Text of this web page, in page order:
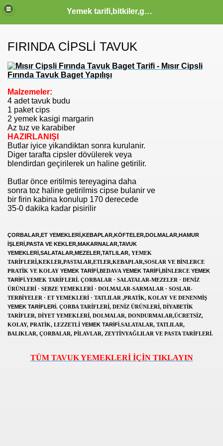
Yemek tarifi,bitkiler,güzellik sağlık,burçlar,sözler
FIRINDA CİPSLİ TAVUK
Malzemeler:
4 adet tavuk budu
1 paket cips
2 yemek kasigi margarin
Az tuz ve karabiber
HAZIRLANIŞI
Butlar iyice yikandiktan sonra kurulanir.
Diger tarafta cipsler dövülerek veya
blendirdan geçirilerek un haline getirilir.
Butlar önce eritilmis tereyagina daha
sonra toz haline getirilmis cipse bulanir ve
bir firin kabina konulup 170 derecede
35-0 dakika kadar pisirilir
ÇORBALAR,ET YEMEKLERİ,KEBAPLAR,KÖFTELER,DOLMALAR,HAMUR
İŞLERİ,PASTA VE KEKLER,MAKARNALAR,TAVUK
YEMEKLERİ,SALATALAR,MEZELER,TATLILAR, YEMEK
TARİFLERİ,KEKLER,PASTALAR,ETLER,KEBAPLAR,SOSLAR VE BİNLERCE
PRATİK VE KOLAY YEMEK TARİFİ,BEDAVA YEMEK TARİFİ,BİNLERCE YEMEK
TARİFİ.YEMEK TARİFLERİ. ÇORBALAR · SALATALAR-MEZELER · DENİZ
ÜRÜNLERİ · SEBZE YEMEKLERİ · DOLMALAR-SARMALAR · SOSLAR-
TERBİYELER · ET YEMEKLERİ · TATLILAR ,PRATİK, KOLAY VE DENENMİŞ
YEMEK TARİFLERİ. ÇORBA TARİFLERİ, DENİZ ÜRÜNLERİ, DİYABETİK
TARİFLER, DİYET YEMEKLERİ, DOLMALAR, DONDURMALAR,ÜCRETSİZ,
KOLAY, PRATİK, LEZZETLİ YEMEK TARİFİ.SALATALAR, TATLILAR,
BALIKLAR, ÇORBALAR, PİLAVLAR, ZEYTİNYAĞLILAR VE PASTA TARİFLERİ.
TÜM TAVUK YEMEKLERİ İÇİN TIKLAYIN
HTML KODLARI CSS KODLARI MENUSU
HZ MUHAMMED S.A.V HAYATI OLUM VE OTESI
YAZILAR KOMIK FIKRALAR KARIKATUR
VE TARIHI VIDEOLAR SAYFASI KLIPLER IZLE
EN YENİ KLİPLER, TÜRKÇE POP KLİPLER,
ONLINE RADYO DINLE CANLI MUZIK
GUZELLIK SAYFASI
VE VİDEOLARI
ILGINC RESIMLER BILGILER KOMIK FOTOLAR